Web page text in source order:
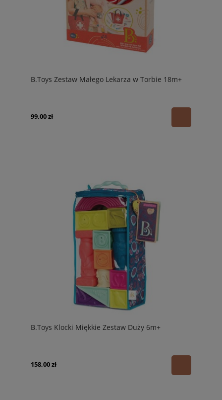
B.Toys Zestaw Małego Lekarza w Torbie 18m+
99,00 zł
B.Toys Klocki Miękkie Zestaw Duży 6m+
158,00 zł